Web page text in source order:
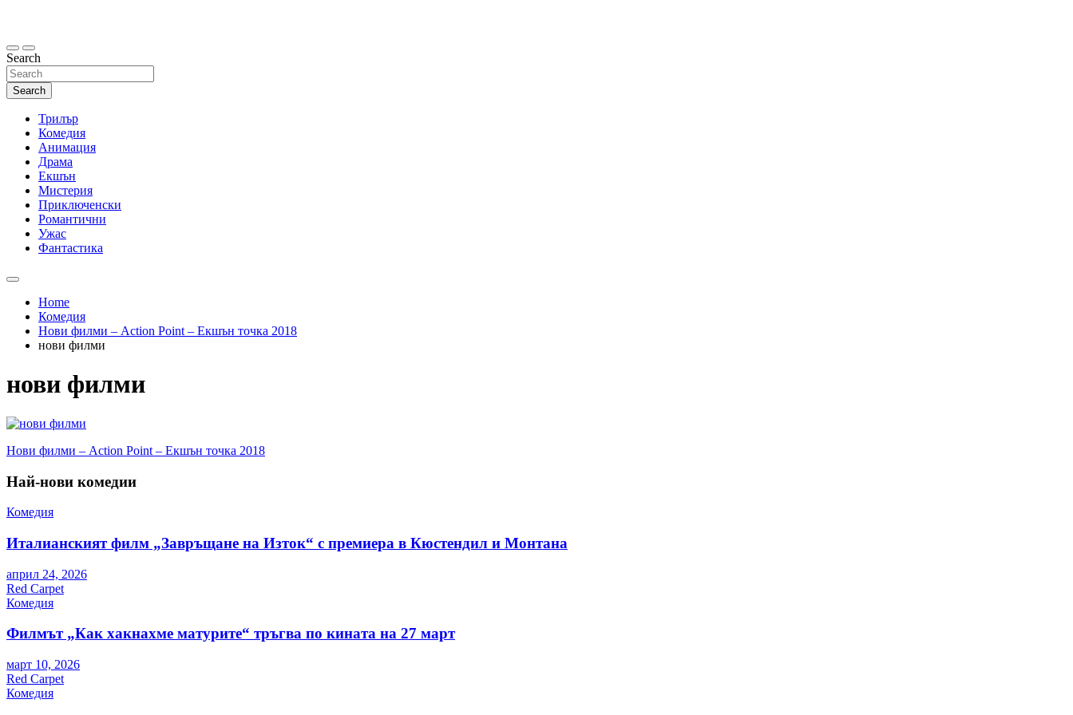
Search
Search
Трилър
Комедия
Анимация
Драма
Екшън
Мистерия
Приключенски
Романтични
Ужас
Фантастика
Home
Комедия
Нови филми – Action Point – Екшън точка 2018
нови филми
нови филми
Навигация
Нови филми – Action Point – Екшън точка 2018
Най-нови комедии
Комедия
Италианският филм „Завръщане на Изток“ с премиера в Кюстендил и Монтана
април 24, 2026
Red Carpet
Комедия
Филмът „Как хакнахме матурите“ тръгва по кината на 27 март
март 10, 2026
Red Carpet
Комедия